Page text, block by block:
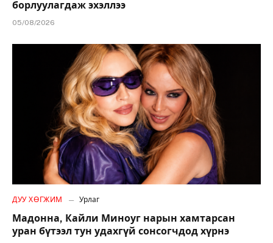
борлуулагдаж эхэллээ
05/08/2026
ДУУ ХӨГЖИМ Урлаг
Мадонна, Кайли Миноуг нарын хамтарсан
уран бүтээл тун удахгүй сонсогчдод хүрнэ